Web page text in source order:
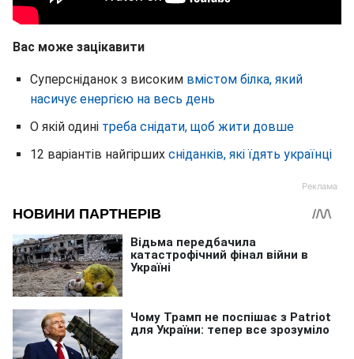
Вас може зацікавити
Суперсніданок з високим вмістом білка, який
насичує енергією на весь день
О якій одині треба снідати, щоб жити довше
12 варіантів найгірших сніданків, які їдять українці